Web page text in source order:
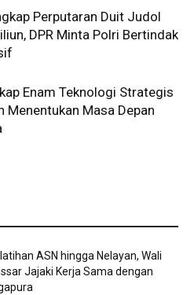
Perputaran Duit Judol
DPR Minta Polri Bertindak
Enam Teknologi Strategis
Menentukan Masa Depan
ASN hingga Nelayan, Wali
Jajaki Kerja Sama dengan